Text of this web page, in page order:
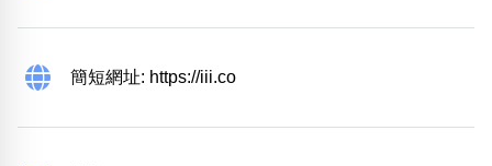
簡短網址: https://iii.co